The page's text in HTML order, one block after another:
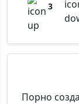
3
Порно